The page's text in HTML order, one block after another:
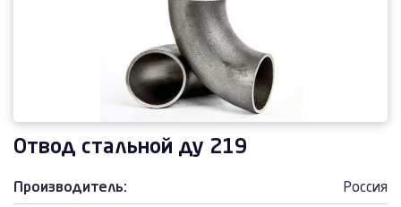
Отвод стальной ду 219
Производитель: Россия